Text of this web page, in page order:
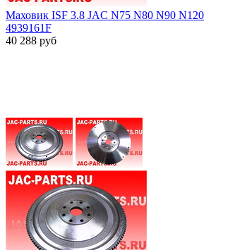
Маховик ISF 3.8 JAC N75 N80 N90 N120
4939161F
40 288 руб